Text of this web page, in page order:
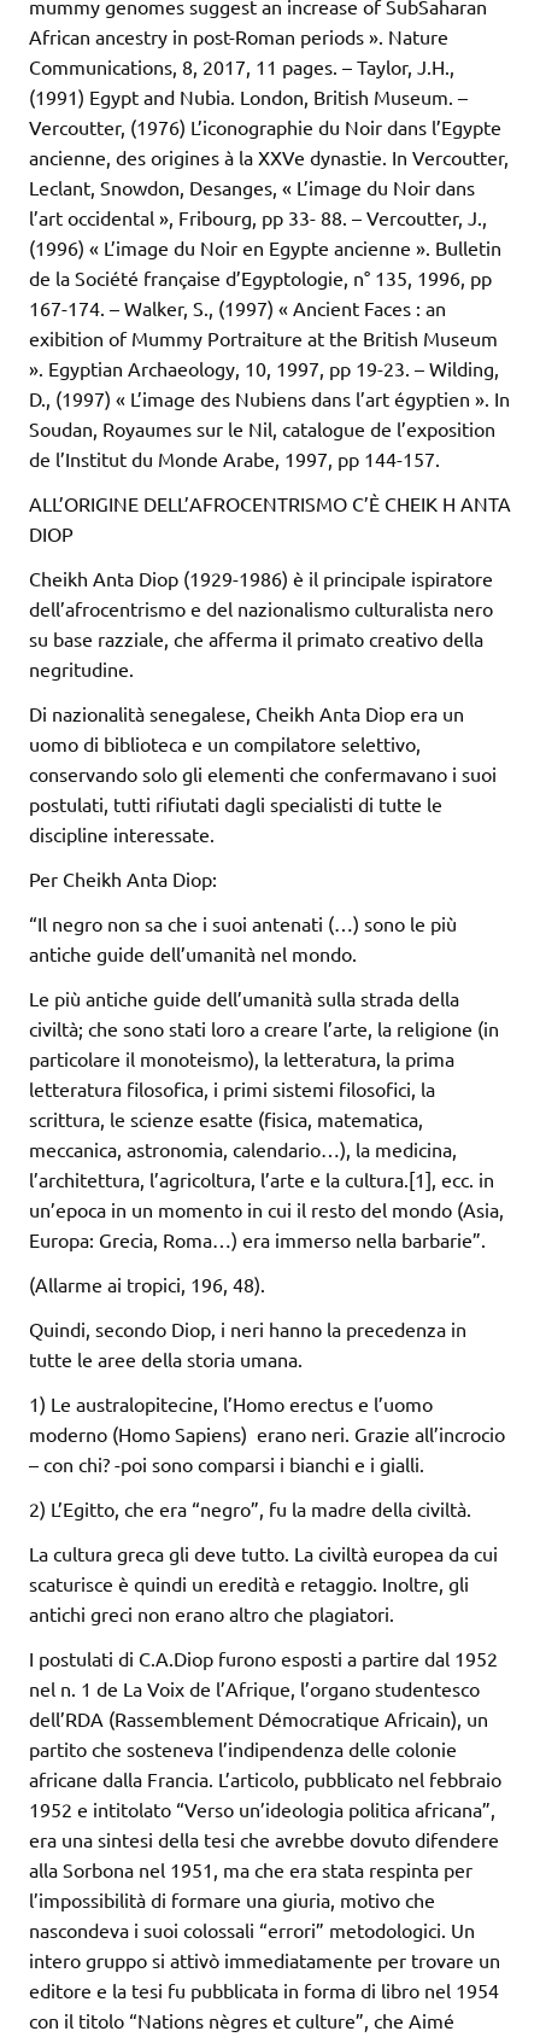
mummy genomes suggest an increase of SubSaharan
African ancestry in post-Roman periods ». Nature
Communications, 8, 2017, 11 pages. – Taylor, J.H.,
(1991) Egypt and Nubia. London, British Museum. –
Vercoutter, (1976) L’iconographie du Noir dans l’Egypte
ancienne, des origines à la XXVe dynastie. In Vercoutter,
Leclant, Snowdon, Desanges, « L’image du Noir dans
l’art occidental », Fribourg, pp 33- 88. – Vercoutter, J.,
(1996) « L’image du Noir en Egypte ancienne ». Bulletin
de la Société française d’Egyptologie, n° 135, 1996, pp
167-174. – Walker, S., (1997) « Ancient Faces : an
exibition of Mummy Portraiture at the British Museum
». Egyptian Archaeology, 10, 1997, pp 19-23. – Wilding,
D., (1997) « L’image des Nubiens dans l’art égyptien ». In
Soudan, Royaumes sur le Nil, catalogue de l’exposition
de l’Institut du Monde Arabe, 1997, pp 144-157.
ALL’ORIGINE DELL’AFROCENTRISMO C’È CHEIK H ANTA
DIOP
Cheikh Anta Diop (1929-1986) è il principale ispiratore
dell’afrocentrismo e del nazionalismo culturalista nero
su base razziale, che afferma il primato creativo della
negritudine.
Di nazionalità senegalese, Cheikh Anta Diop era un
uomo di biblioteca e un compilatore selettivo,
conservando solo gli elementi che confermavano i suoi
postulati, tutti rifiutati dagli specialisti di tutte le
discipline interessate.
Per Cheikh Anta Diop:
“Il negro non sa che i suoi antenati (…) sono le più
antiche guide dell’umanità nel mondo.
Le più antiche guide dell’umanità sulla strada della
civiltà; che sono stati loro a creare l’arte, la religione (in
particolare il monoteismo), la letteratura, la prima
letteratura filosofica, i primi sistemi filosofici, la
scrittura, le scienze esatte (fisica, matematica,
meccanica, astronomia, calendario…), la medicina,
l’architettura, l’agricoltura, l’arte e la cultura.[1], ecc. in
un’epoca in un momento in cui il resto del mondo (Asia,
Europa: Grecia, Roma…) era immerso nella barbarie”.
(Allarme ai tropici, 196, 48).
Quindi, secondo Diop, i neri hanno la precedenza in
tutte le aree della storia umana.
1) Le australopitecine, l’Homo erectus e l’uomo
moderno (Homo Sapiens) erano neri. Grazie all’incrocio
– con chi? -poi sono comparsi i bianchi e i gialli.
2) L’Egitto, che era “negro”, fu la madre della civiltà.
La cultura greca gli deve tutto. La civiltà europea da cui
scaturisce è quindi un eredità e retaggio. Inoltre, gli
antichi greci non erano altro che plagiatori.
I postulati di C.A.Diop furono esposti a partire dal 1952
nel n. 1 de La Voix de l’Afrique, l’organo studentesco
dell’RDA (Rassemblement Démocratique Africain), un
partito che sosteneva l’indipendenza delle colonie
africane dalla Francia. L’articolo, pubblicato nel febbraio
1952 e intitolato “Verso un’ideologia politica africana”,
era una sintesi della tesi che avrebbe dovuto difendere
alla Sorbona nel 1951, ma che era stata respinta per
l’impossibilità di formare una giuria, motivo che
nascondeva i suoi colossali “errori” metodologici. Un
intero gruppo si attivò immediatamente per trovare un
editore e la tesi fu pubblicata in forma di libro nel 1954
con il titolo “Nations nègres et culture”, che Aimé